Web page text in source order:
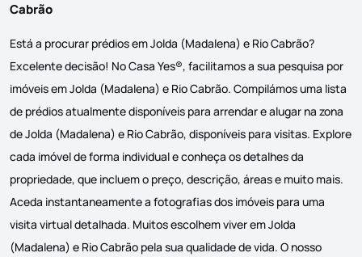
Cabrão
Está a procurar prédios em Jolda (Madalena) e Rio Cabrão?
Excelente decisão! No Casa Yes®, facilitamos a sua pesquisa por
imóveis em Jolda (Madalena) e Rio Cabrão. Compilámos uma lista
de prédios atualmente disponíveis para arrendar e alugar na zona
de Jolda (Madalena) e Rio Cabrão, disponíveis para visitas. Explore
cada imóvel de forma individual e conheça os detalhes da
propriedade, que incluem o preço, descrição, áreas e muito mais.
Aceda instantaneamente a fotografias dos imóveis para uma
visita virtual detalhada. Muitos escolhem viver em Jolda
(Madalena) e Rio Cabrão pela sua qualidade de vida. O nosso